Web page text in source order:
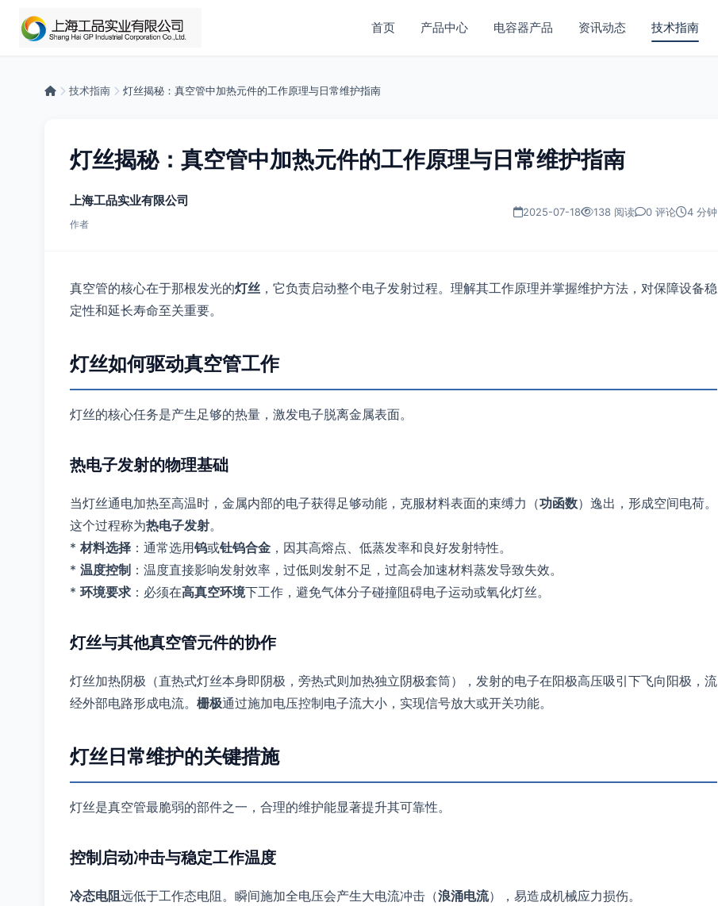
首页 产品中心 电容器产品 资讯动态 技术指南
技术指南 灯丝揭秘：真空管中加热元件的工作原理与日常维护指南
灯丝揭秘：真空管中加热元件的工作原理与日常维护指南
上海工品实业有限公司
作者
2025-07-18 138 阅读 0 评论 4 分钟
真空管的核心在于那根发光的灯丝 ，它负责启动整个电子发射过程。理解其工作原理并掌握维护方法，对保障设备稳
定性和延长寿命至关重要。
灯丝如何驱动真空管工作
灯丝的核心任务是产生足够的热量，激发电子脱离金属表面。
热电子发射的物理基础
当灯丝通电加热至高温时，金属内部的电子获得足够动能，克服材料表面的束缚力（功函数）逸出，形成空间电荷。
这个过程称为热电子发射。
* 材料选择 ：通常选用钨或钍钨合金 ，因其高熔点、低蒸发率和良好发射特性。
* 温度控制 ：温度直接影响发射效率，过低则发射不足，过高会加速材料蒸发导致失效。
* 环境要求 ：必须在高真空环境下工作，避免气体分子碰撞阻碍电子运动或氧化灯丝。
灯丝与其他真空管元件的协作
灯丝加热阴极（直热式灯丝本身即阴极，旁热式则加热独立阴极套筒），发射的电子在阳极高压吸引下飞向阳极，流
经外部电路形成电流。 栅极通过施加电压控制电子流大小，实现信号放大或开关功能。
灯丝日常维护的关键措施
灯丝是真空管最脆弱的部件之一，合理的维护能显著提升其可靠性。
控制启动冲击与稳定工作温度
冷态电阻远低于工作态电阻。瞬间施加全电压会产生大电流冲击（浪涌电流），易造成机械应力损伤。